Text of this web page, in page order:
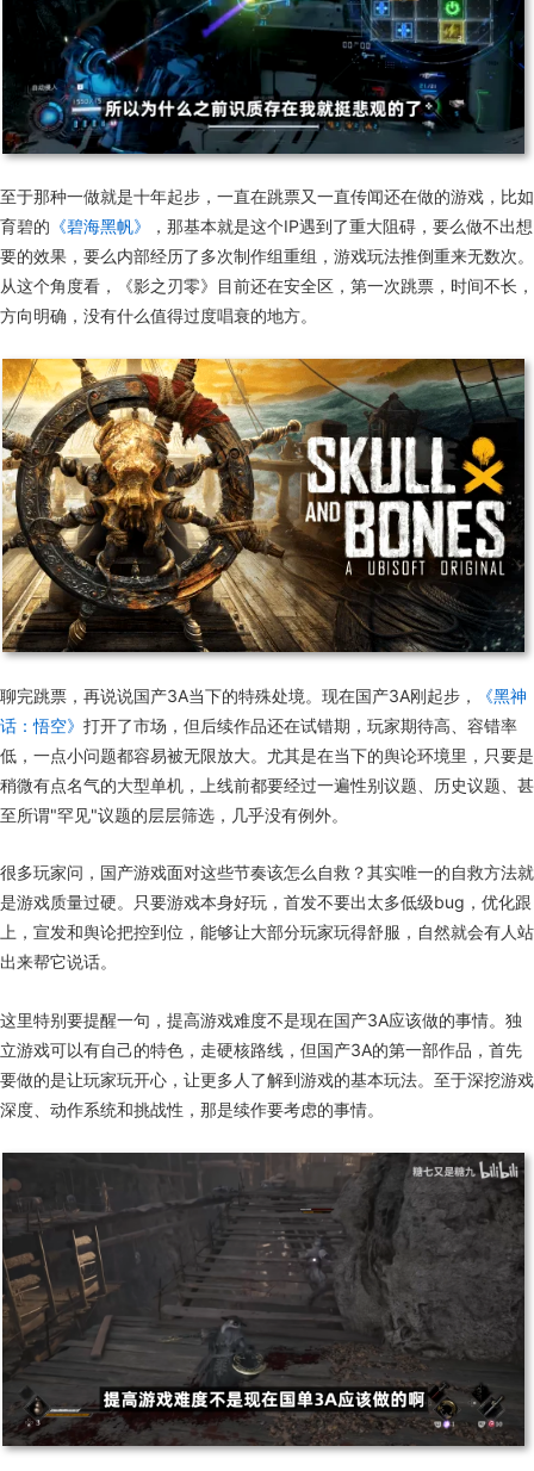
至于那种一做就是十年起步，一直在跳票又一直传闻还在做的游戏，比如
育碧的 《碧海黑帆》
，那基本就是这个IP遇到了重大阻碍，要么做不出想
要的效果，要么内部经历了多次制作组重组，游戏玩法推倒重来无数次。
从这个角度看，《影之刃零》目前还在安全区，第一次跳票，时间不长，
方向明确，没有什么值得过度唱衰的地方。
聊完跳票，再说说国产3A当下的特殊处境。现在国产3A刚起步，
《黑神
话：悟空》 打开了市场，但后续作品还在试错期，玩家期待高、容错率
低，一点小问题都容易被无限放大。尤其是在当下的舆论环境里，只要是
稍微有点名气的大型单机，上线前都要经过一遍性别议题、历史议题、甚
至所谓"罕见"议题的层层筛选，几乎没有例外。
很多玩家问，国产游戏面对这些节奏该怎么自救？其实唯一的自救方法就
是游戏质量过硬。只要游戏本身好玩，首发不要出太多低级bug，优化跟
上，宣发和舆论把控到位，能够让大部分玩家玩得舒服，自然就会有人站
出来帮它说话。
这里特别要提醒一句，提高游戏难度不是现在国产3A应该做的事情。独
立游戏可以有自己的特色，走硬核路线，但国产3A的第一部作品，首先
要做的是让玩家玩开心，让更多人了解到游戏的基本玩法。至于深挖游戏
深度、动作系统和挑战性，那是续作要考虑的事情。